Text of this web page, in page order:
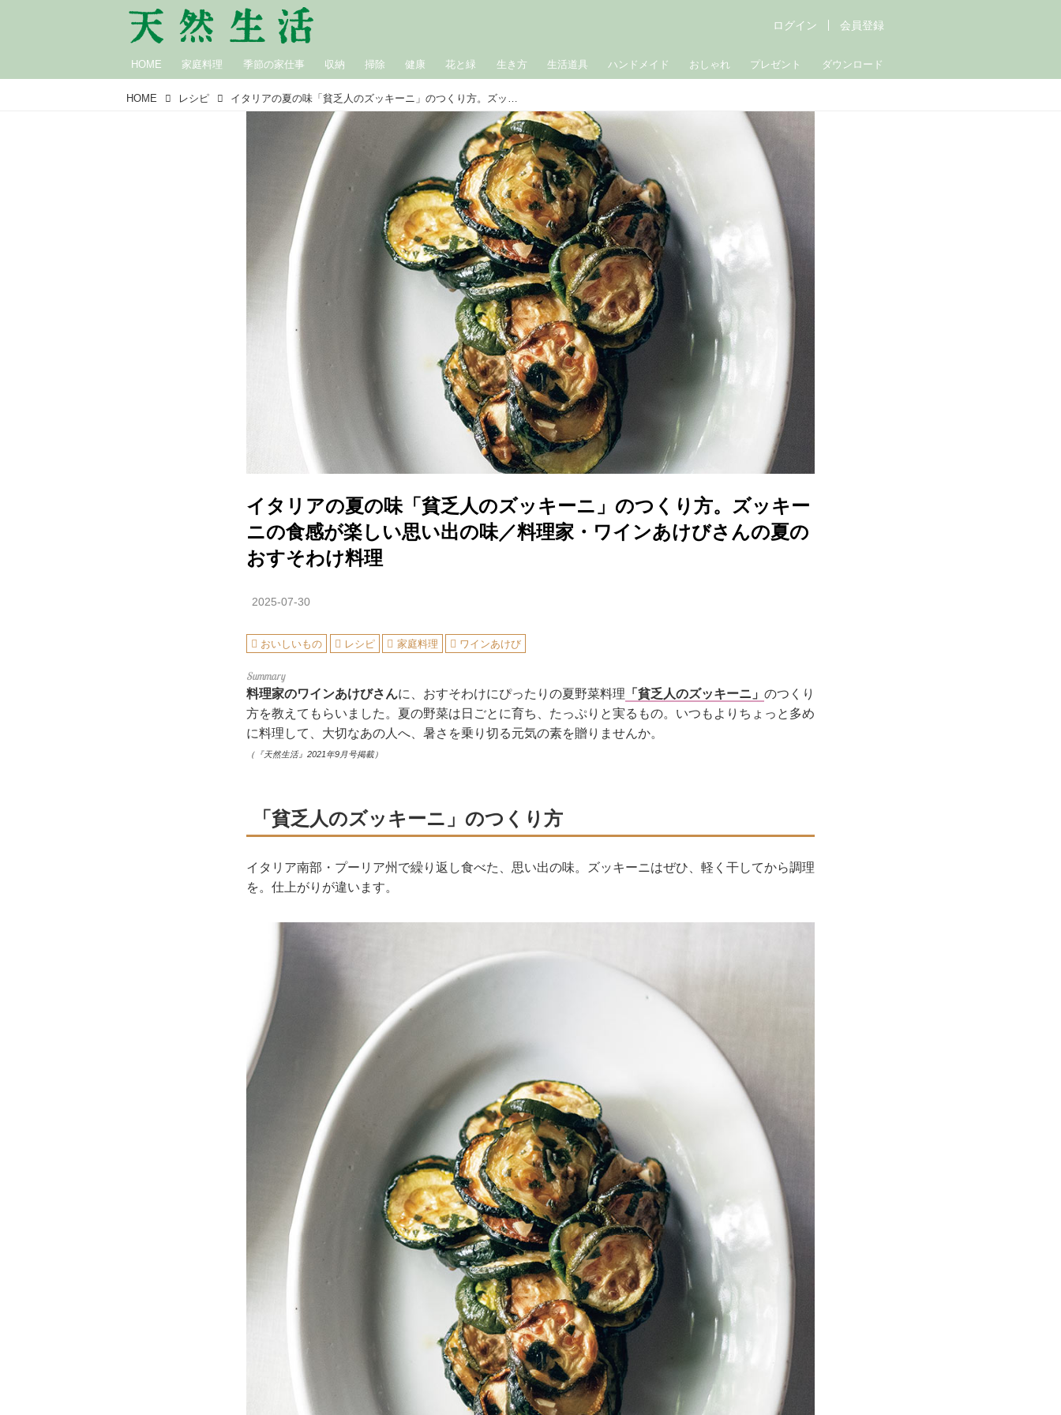
HOME 家庭料理 季節の家仕事 収納 掃除 健康 花と緑 生き方 生活道具 ハンドメイド おしゃれ プレゼント ダウンロード
ログイン 会員登録
HOME レシピ イタリアの夏の味「貧乏人のズッキーニ」のつくり方。ズッキーニの食感が楽しい思い出の味／料理家・ワインあけびさんの夏のおすそわけ料理
イタリアの夏の味「貧乏人のズッキーニ」のつくり方。ズッキー
ニの食感が楽しい思い出の味／料理家・ワインあけびさんの夏の
おすそわけ料理
2025-07-30
おいしいもの レシピ 家庭料理 ワインあけび
料理家のワインあけびさんに、おすそわけにぴったりの夏野菜料理 「貧乏人のズッキーニ」 のつくり
方を教えてもらいました。夏の野菜は日ごとに育ち、たっぷりと実るもの。いつもよりちょっと多め
に料理して、大切なあの人へ、暑さを乗り切る元気の素を贈りませんか。
（『天然生活』2021年9月号掲載）
「貧乏人のズッキーニ」のつくり方
イタリア南部・プーリア州で繰り返し食べた、思い出の味。ズッキーニはぜひ、軽く干してから調理
を。仕上がりが違います。